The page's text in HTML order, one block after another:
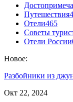
Путешествия
Отели465
Советы
Отели России
Новое:
Разбойники из
Окт 22, 2024